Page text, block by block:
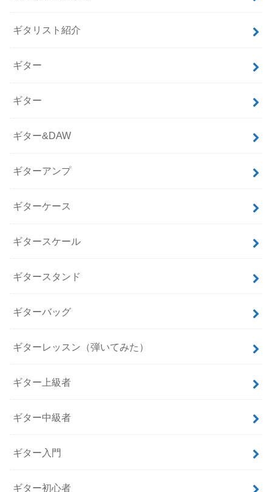
ギタリスト紹介
ギター
ギター
ギター&DAW
ギターアンプ
ギターケース
ギタースケール
ギタースタンド
ギターバッグ
ギターレッスン（弾いてみた）
ギター上級者
ギター中級者
ギター入門
ギター初心者